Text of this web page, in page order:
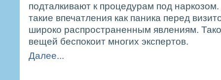
подталкивают к процедурам под
такие впечатления как паника перед
широко распространенным явлениям.
вещей беспокоит многих экспертов.
Далее...